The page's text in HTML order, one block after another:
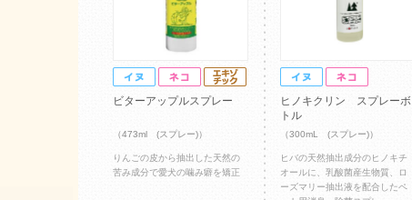
ビターアップルスプレー
（473ml (スプレー)）
りんごの皮から抽出した天然の
苦み成分で愛犬の噛み癖を矯正
ヒノキクリン スプレーボ
トル
（300mL (スプレー)）
ヒバの天然抽出成分のヒノキチ
オールに、乳酸菌産生物質、ロ
ーズマリー抽出液を配合したペ